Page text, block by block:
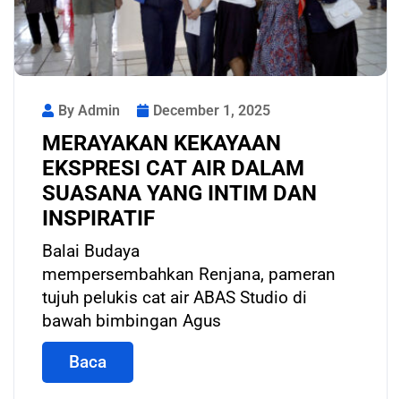
By Admin December 1, 2025
MERAYAKAN KEKAYAAN
EKSPRESI CAT AIR DALAM
SUASANA YANG INTIM DAN
INSPIRATIF
Balai Budaya
mempersembahkan Renjana, pameran
tujuh pelukis cat air ABAS Studio di
bawah bimbingan Agus
Baca